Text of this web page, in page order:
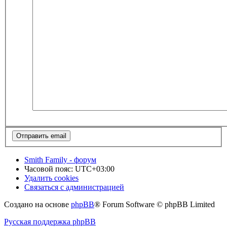
Smith Family - форум
Часовой пояс: UTC+03:00
Удалить cookies
Связаться с администрацией
Создано на основе phpBB® Forum Software © phpBB Limited
Русская поддержка phpBB